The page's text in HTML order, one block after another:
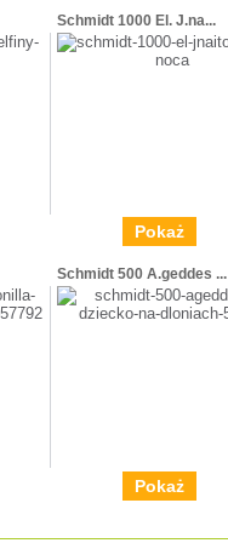
Schmidt 1000 El. J.na...
Pokaż
Schmidt 500 A.geddes ...
Pokaż